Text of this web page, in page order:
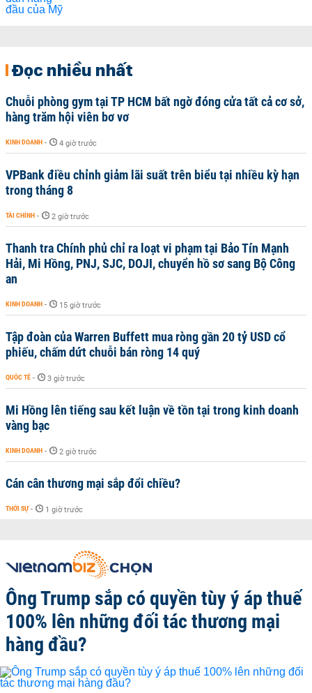
Đọc nhiều nhất
Chuỗi phòng gym tại TP HCM bất ngờ đóng cửa tất cả cơ sở,
hàng trăm hội viên bơ vơ
KINH DOANH - 4 giờ trước
VPBank điều chỉnh giảm lãi suất trên biểu tại nhiều kỳ hạn
trong tháng 8
TÀI CHÍNH - 2 giờ trước
Thanh tra Chính phủ chỉ ra loạt vi phạm tại Bảo Tín Mạnh
Hải, Mi Hồng, PNJ, SJC, DOJI, chuyển hồ sơ sang Bộ Công
an
KINH DOANH - 15 giờ trước
Tập đoàn của Warren Buffett mua ròng gần 20 tỷ USD cổ
phiếu, chấm dứt chuỗi bán ròng 14 quý
QUỐC TẾ - 3 giờ trước
Mi Hồng lên tiếng sau kết luận về tồn tại trong kinh doanh
vàng bạc
KINH DOANH - 2 giờ trước
Cán cân thương mại sắp đổi chiều?
THỜI SỰ - 1 giờ trước
Ông Trump sắp có quyền tùy ý áp thuế
100% lên những đối tác thương mại
hàng đầu?